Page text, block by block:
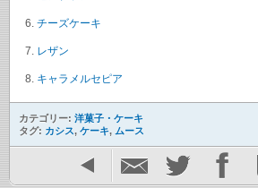
チーズケーキ
レザン
キャラメルセピア
カテゴリー: 洋菓子・ケーキ
タグ: カシス, ケーキ, ムース